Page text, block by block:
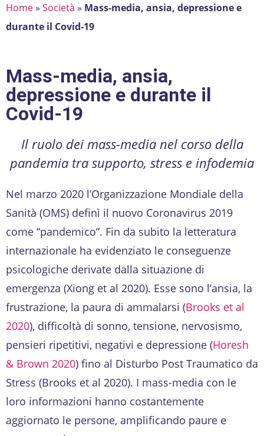
Home» Società » Mass-media, ansia, depressione e
durante il Covid-19
Mass-media, ansia,
depressione e durante il
Covid-19
Il ruolo dei mass-media nel corso della
pandemia tra supporto, stress e infodemia
Nel marzo 2020 l’Organizzazione Mondiale della
Sanità (OMS) definì il nuovo Coronavirus 2019
come “pandemico”. Fin da subito la letteratura
internazionale ha evidenziato le conseguenze
psicologiche derivate dalla situazione di
emergenza (Xiong et al 2020). Esse sono l’ansia, la
frustrazione, la paura di ammalarsi (Brooks et al
2020), difficoltà di sonno, tensione, nervosismo,
pensieri ripetitivi, negativi e depressione (Horesh
& Brown 2020) fino al Disturbo Post Traumatico da
Stress (Brooks et al 2020). I mass-media con le
loro informazioni hanno costantemente
aggiornato le persone, amplificando paure e